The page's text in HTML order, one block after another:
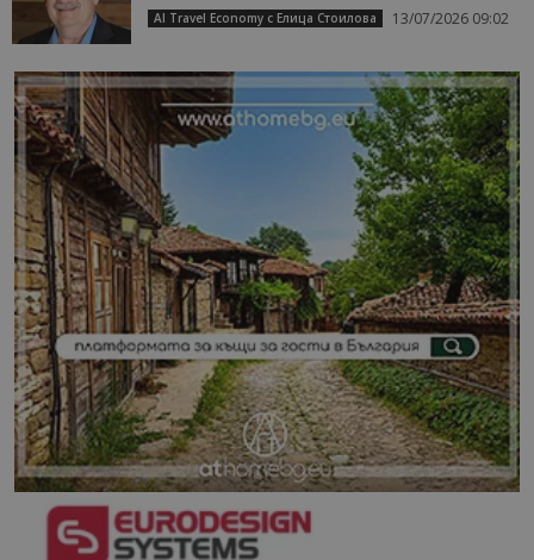
AI Travel Economy с Елица Стоилова 13/07/2026 09:02